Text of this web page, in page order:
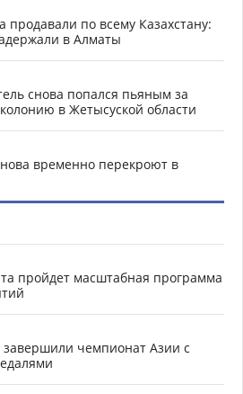
продавали по всему Казахстану:
в Алматы
снова попался пьяным за
в Жетысуской области
временно перекроют в
пройдет масштабная программа
завершили чемпионат Азии с